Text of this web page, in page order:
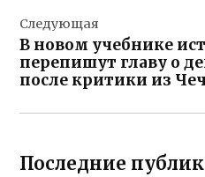
Следующая
В новом учебнике
перепишут главу о
после критики из
Последние